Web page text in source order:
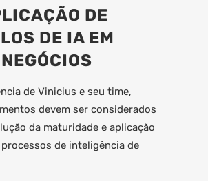
DE
DE IA EM
de Vinicius e seu time,
devem ser considerados
da maturidade e aplicação
de inteligência de